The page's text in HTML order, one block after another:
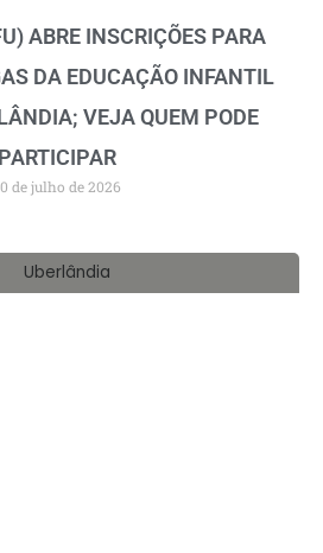
ABRE INSCRIÇÕES PARA
DA EDUCAÇÃO INFANTIL
VEJA QUEM PODE
PARTICIPAR
de julho de 2026